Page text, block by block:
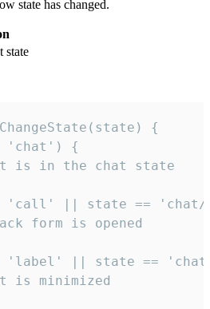
state has changed.
state
{
'chat') {
is in the chat state
'call' || state ==
form is opened
'label' || state ==
is minimized